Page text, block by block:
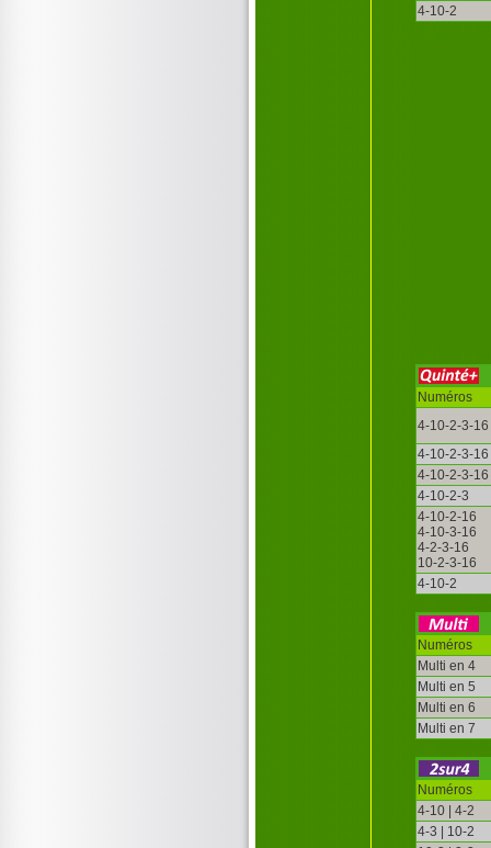
4-10-2
Numéros
4-10-2-3-16
4-10-2-3-16
4-10-2-3-16
4-10-2-3
4-10-2-16
4-10-3-16
4-2-3-16
10-2-3-16
4-10-2
Numéros
Multi en 4
Multi en 5
Multi en 6
Multi en 7
Numéros
4-10 | 4-2
4-3 | 10-2